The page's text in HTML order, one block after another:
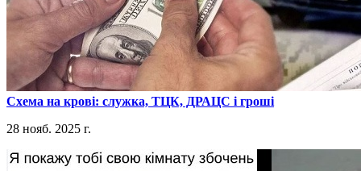
​Схема на крові: служка, ТЦК, ДРАЦС і гроші
28 нояб. 2025 г.